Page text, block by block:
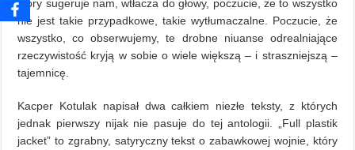
który sugeruje nam, wtłacza do głowy, poczucie, że to wszystko
nie jest takie przypadkowe, takie wytłumaczalne. Poczucie, że
wszystko, co obserwujemy, te drobne niuanse odrealniające
rzeczywistość kryją w sobie o wiele większą – i straszniejszą –
tajemnicę.
Kacper Kotulak napisał dwa całkiem niezłe teksty, z których
jednak pierwszy nijak nie pasuje do tej antologii. „Full plastik
jacket” to zgrabny, satyryczny tekst o zabawkowej wojnie, który